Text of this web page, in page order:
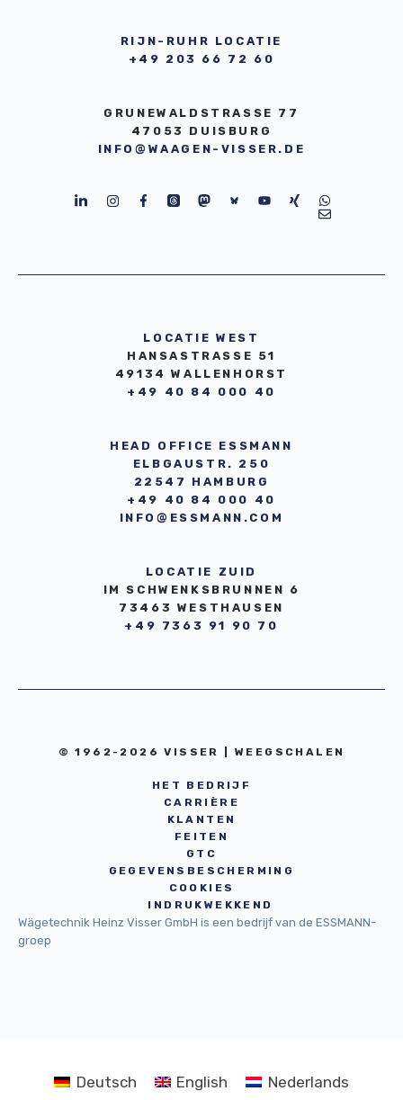
RIJN-RUHR LOCATIE
+49 203 66 72 60
GRUNEWALDSTRASSE 77
47053 DUISBURG
INFO@WAAGEN-VISSER.DE
LOCATIE WEST
HANSASTRASSE 51
49134 WALLENHORST
+49 40 84 000 40
HEAD OFFICE ESSMANN
ELBGAUSTR. 250
22547 HAMBURG
+49 40 84 000 40
INFO@ESSMANN.COM
LOCATIE ZUID
IM SCHWENKSBRUNNEN 6
73463 WESTHAUSEN
+49 7363 91 90 70
© 1962-2026 VISSER | WEEGSCHALEN
HET BEDRIJF
CARRIÈRE
KLANTEN
FEITEN
GTC
GEGEVENSBESCHERMING
COOKIES
INDRUKWEKKEND
Wägetechnik Heinz Visser GmbH is een bedrijf van de ESSMANN-
groep
Deutsch English Nederlands